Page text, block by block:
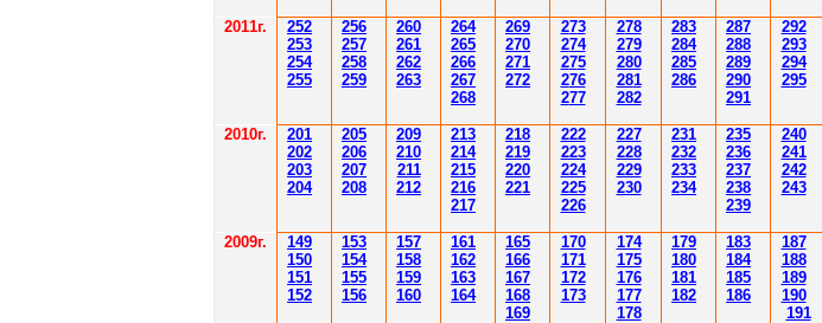
2011г.
252
253
254
255
256
257
258
259
260
261
262
263
264
265
266
267
268
269
270
271
272
273
274
275
276
277
278
279
280
281
282
283
284
285
286
287
288
289
290
291
292
293
294
295
2010г.
201
202
203
204
205
206
207
208
209
210
211
212
213
214
215
216
217
218
219
220
221
222
223
224
225
226
227
228
229
230
231
232
233
234
235
236
237
238
239
240
241
242
243
2009г.
149
150
151
152
153
154
155
156
157
158
159
160
161
162
163
164
165
166
167
168
169
170
171
172
173
174
175
176
177
178
179
180
181
182
183
184
185
186
187
188
189
190
191